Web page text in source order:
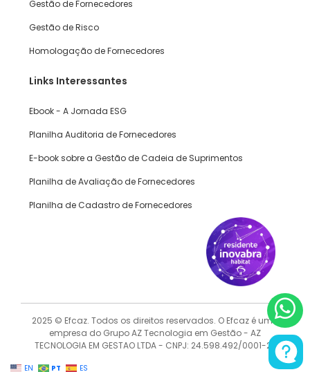
Gestão de Fornecedores
Gestão de Risco
Homologação de Fornecedores
Links Interessantes
Ebook - A Jornada ESG
Planilha Auditoria de Fornecedores
E-book sobre a Gestão de Cadeia de Suprimentos
Planilha de Avaliação de Fornecedores
Planilha de Cadastro de Fornecedores
2025 © Efcaz. Todos os direitos reservados. O Efcaz é uma
empresa do Grupo AZ Tecnologia em Gestão - AZ
TECNOLOGIA EM GESTAO LTDA - CNPJ: 24.598.492/0001-27
EN PT ES